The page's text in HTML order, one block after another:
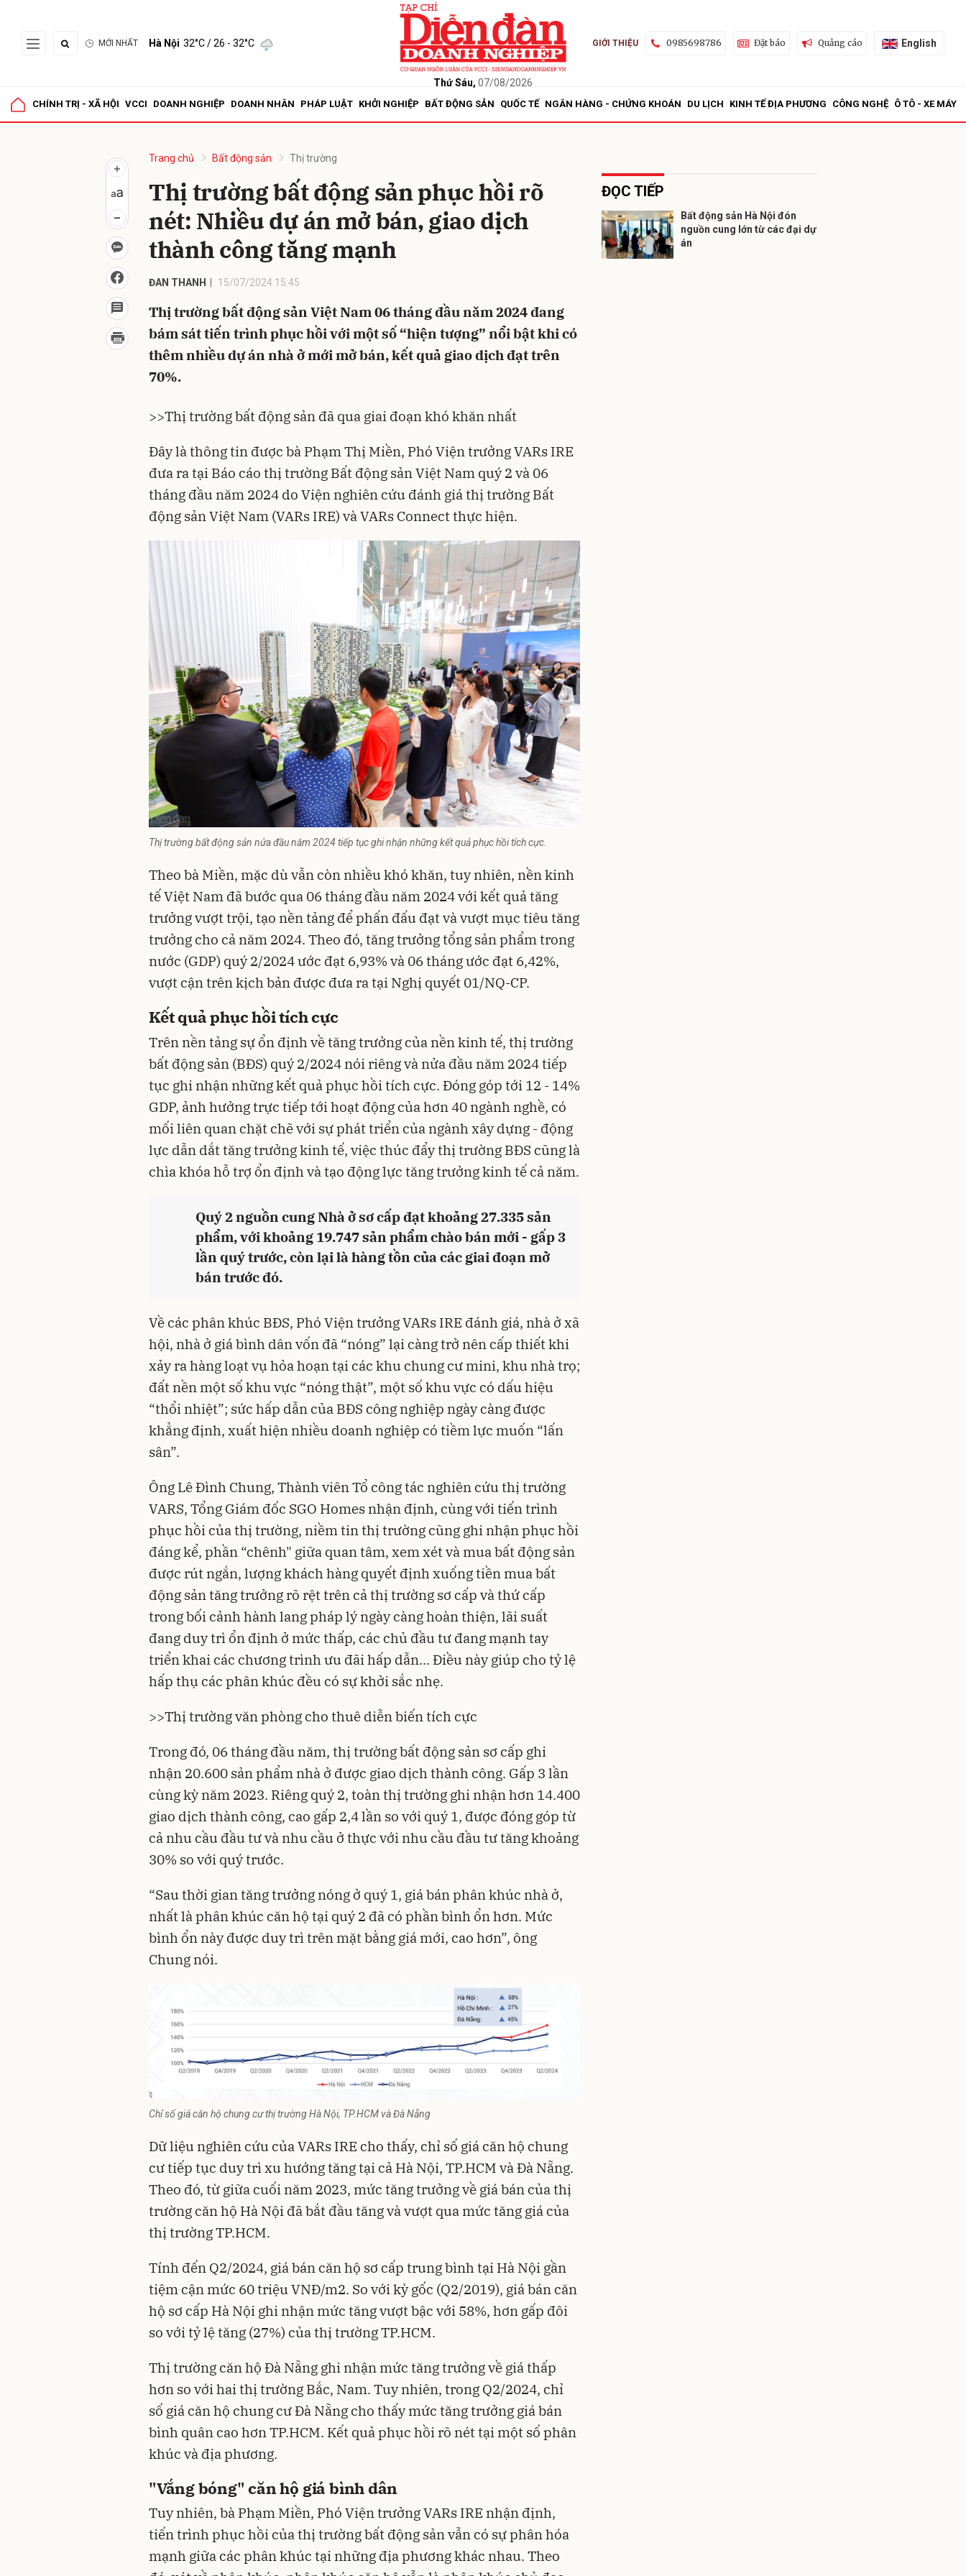
MỚI NHẤT Hà Nội 32°C/ 26 - 32°C
Thứ Sáu, 07/08/2026
GIỚI THIỆU 0985698786 Đặt báo Quảng cáo English
CHÍNH TRỊ - XÃ HỘI VCCI DOANH NGHIỆP DOANH NHÂN PHÁP LUẬT KHỞI NGHIỆP BẤT ĐỘNG SẢN QUỐC TẾ NGÂN HÀNG - CHỨNG KHOÁN DU LỊCH KINH TẾ ĐỊA PHƯƠNG CÔNG NGHỆ Ô TÔ - XE MÁY
Trang chủ Bất động sản Thị trường
Thị trường bất động sản phục hồi rõ
nét: Nhiều dự án mở bán, giao dịch
thành công tăng mạnh
ĐAN THANH 15/07/2024 15:45
Thị trường bất động sản Việt Nam 06 tháng đầu năm 2024 đang
bám sát tiến trình phục hồi với một số “hiện tượng” nổi bật khi có
thêm nhiều dự án nhà ở mới mở bán, kết quả giao dịch đạt trên
70%.
>>Thị trường bất động sản đã qua giai đoạn khó khăn nhất
Đây là thông tin được bà Phạm Thị Miền, Phó Viện trưởng VARs IRE
đưa ra tại Báo cáo thị trường Bất động sản Việt Nam quý 2 và 06
tháng đầu năm 2024 do Viện nghiên cứu đánh giá thị trường Bất
động sản Việt Nam (VARs IRE) và VARs Connect thực hiện.
Thị trường bất động sản nửa đầu năm 2024 tiếp tục ghi nhận những kết quả phục hồi tích cực.
Theo bà Miền, mặc dù vẫn còn nhiều khó khăn, tuy nhiên, nền kinh
tế Việt Nam đã bước qua 06 tháng đầu năm 2024 với kết quả tăng
trưởng vượt trội, tạo nền tảng để phấn đấu đạt và vượt mục tiêu tăng
trưởng cho cả năm 2024. Theo đó, tăng trưởng tổng sản phẩm trong
nước (GDP) quý 2/2024 ước đạt 6,93% và 06 tháng ước đạt 6,42%,
vượt cận trên kịch bản được đưa ra tại Nghị quyết 01/NQ-CP.
Kết quả phục hồi tích cực
Trên nền tảng sự ổn định về tăng trưởng của nền kinh tế, thị trường
bất động sản (BĐS) quý 2/2024 nói riêng và nửa đầu năm 2024 tiếp
tục ghi nhận những kết quả phục hồi tích cực. Đóng góp tới 12 - 14%
GDP, ảnh hưởng trực tiếp tới hoạt động của hơn 40 ngành nghề, có
mối liên quan chặt chẽ với sự phát triển của ngành xây dựng - động
lực dẫn dắt tăng trưởng kinh tế, việc thúc đẩy thị trường BĐS cũng là
chìa khóa hỗ trợ ổn định và tạo động lực tăng trưởng kinh tế cả năm.
Quý 2 nguồn cung Nhà ở sơ cấp đạt khoảng 27.335 sản
phẩm, với khoảng 19.747 sản phẩm chào bán mới - gấp 3
lần quý trước, còn lại là hàng tồn của các giai đoạn mở
bán trước đó.
Về các phân khúc BĐS, Phó Viện trưởng VARs IRE đánh giá, nhà ở xã
hội, nhà ở giá bình dân vốn đã “nóng” lại càng trở nên cấp thiết khi
xảy ra hàng loạt vụ hỏa hoạn tại các khu chung cư mini, khu nhà trọ;
đất nền một số khu vực “nóng thật”, một số khu vực có dấu hiệu
“thổi nhiệt”; sức hấp dẫn của BĐS công nghiệp ngày càng được
khẳng định, xuất hiện nhiều doanh nghiệp có tiềm lực muốn “lấn
sân”.
Ông Lê Đình Chung, Thành viên Tổ công tác nghiên cứu thị trường
VARS, Tổng Giám đốc SGO Homes nhận định, cùng với tiến trình
phục hồi của thị trường, niềm tin thị trường cũng ghi nhận phục hồi
đáng kể, phần “chênh" giữa quan tâm, xem xét và mua bất động sản
được rút ngắn, lượng khách hàng quyết định xuống tiền mua bất
động sản tăng trưởng rõ rệt trên cả thị trường sơ cấp và thứ cấp
trong bối cảnh hành lang pháp lý ngày càng hoàn thiện, lãi suất
đang duy trì ổn định ở mức thấp, các chủ đầu tư đang mạnh tay
triển khai các chương trình ưu đãi hấp dẫn... Điều này giúp cho tỷ lệ
hấp thụ các phân khúc đều có sự khởi sắc nhẹ.
>>Thị trường văn phòng cho thuê diễn biến tích cực
Trong đó, 06 tháng đầu năm, thị trường bất động sản sơ cấp ghi
nhận 20.600 sản phẩm nhà ở được giao dịch thành công. Gấp 3 lần
cùng kỳ năm 2023. Riêng quý 2, toàn thị trường ghi nhận hơn 14.400
giao dịch thành công, cao gấp 2,4 lần so với quý 1, được đóng góp từ
cả nhu cầu đầu tư và nhu cầu ở thực với nhu cầu đầu tư tăng khoảng
30% so với quý trước.
“Sau thời gian tăng trưởng nóng ở quý 1, giá bán phân khúc nhà ở,
nhất là phân khúc căn hộ tại quý 2 đã có phần bình ổn hơn. Mức
bình ổn này được duy trì trên mặt bằng giá mới, cao hơn”, ông
Chung nói.
Chỉ số giá căn hộ chung cư thị trường Hà Nội, TP.HCM và Đà Nẵng
Dữ liệu nghiên cứu của VARs IRE cho thấy, chỉ số giá căn hộ chung
cư tiếp tục duy trì xu hướng tăng tại cả Hà Nội, TP.HCM và Đà Nẵng.
Theo đó, từ giữa cuối năm 2023, mức tăng trưởng về giá bán của thị
trường căn hộ Hà Nội đã bắt đầu tăng và vượt qua mức tăng giá của
thị trường TP.HCM.
Tính đến Q2/2024, giá bán căn hộ sơ cấp trung bình tại Hà Nội gần
tiệm cận mức 60 triệu VNĐ/m2. So với kỳ gốc (Q2/2019), giá bán căn
hộ sơ cấp Hà Nội ghi nhận mức tăng vượt bậc với 58%, hơn gấp đôi
so với tỷ lệ tăng (27%) của thị trường TP.HCM.
Thị trường căn hộ Đà Nẵng ghi nhận mức tăng trưởng về giá thấp
hơn so với hai thị trường Bắc, Nam. Tuy nhiên, trong Q2/2024, chỉ
số giá căn hộ chung cư Đà Nẵng cho thấy mức tăng trưởng giá bán
bình quân cao hơn TP.HCM. Kết quả phục hồi rõ nét tại một số phân
khúc và địa phương.
"Vắng bóng" căn hộ giá bình dân
Tuy nhiên, bà Phạm Miền, Phó Viện trưởng VARs IRE nhận định,
tiến trình phục hồi của thị trường bất động sản vẫn có sự phân hóa
mạnh giữa các phân khúc tại những địa phương khác nhau. Theo
ĐỌC TIẾP
Bất động sản Hà Nội đón
nguồn cung lớn từ các đại dự
án
Gửi